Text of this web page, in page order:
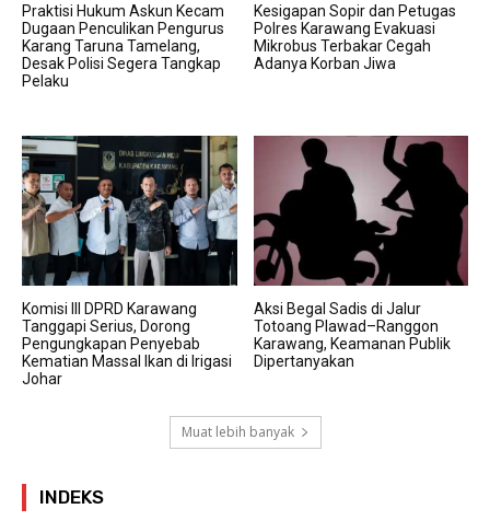
Praktisi Hukum Askun Kecam
Dugaan Penculikan Pengurus
Karang Taruna Tamelang,
Desak Polisi Segera Tangkap
Pelaku
Kesigapan Sopir dan Petugas
Polres Karawang Evakuasi
Mikrobus Terbakar Cegah
Adanya Korban Jiwa
Komisi III DPRD Karawang
Tanggapi Serius, Dorong
Pengungkapan Penyebab
Kematian Massal Ikan di Irigasi
Johar
Aksi Begal Sadis di Jalur
Totoang Plawad–Ranggon
Karawang, Keamanan Publik
Dipertanyakan
Muat lebih banyak
INDEKS